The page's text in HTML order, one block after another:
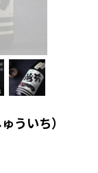
ういち）